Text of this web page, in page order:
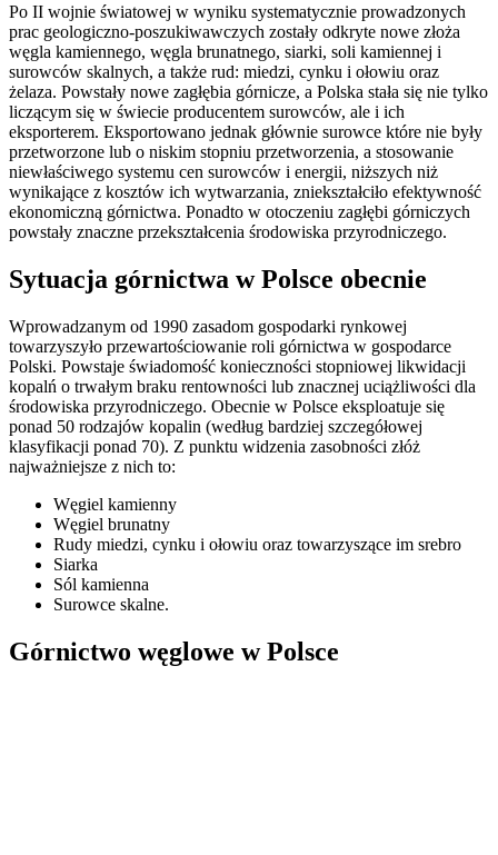
Po II wojnie światowej w wyniku systematycznie prowadzonych
prac geologiczno-poszukiwawczych zostały odkryte nowe złoża
węgla kamiennego, węgla brunatnego, siarki, soli kamiennej i
surowców skalnych, a także rud: miedzi, cynku i ołowiu oraz
żelaza. Powstały nowe zagłębia górnicze, a Polska stała się nie tylko
liczącym się w świecie producentem surowców, ale i ich
eksporterem. Eksportowano jednak głównie surowce które nie były
przetworzone lub o niskim stopniu przetworzenia, a stosowanie
niewłaściwego systemu cen surowców i energii, niższych niż
wynikające z kosztów ich wytwarzania, zniekształciło efektywność
ekonomiczną górnictwa. Ponadto w otoczeniu zagłębi górniczych
powstały znaczne przekształcenia środowiska przyrodniczego.
Sytuacja górnictwa w Polsce obecnie
Wprowadzanym od 1990 zasadom gospodarki rynkowej
towarzyszyło przewartościowanie roli górnictwa w gospodarce
Polski. Powstaje świadomość konieczności stopniowej likwidacji
kopalń o trwałym braku rentowności lub znacznej uciążliwości dla
środowiska przyrodniczego. Obecnie w Polsce eksploatuje się
ponad 50 rodzajów kopalin (według bardziej szczegółowej
klasyfikacji ponad 70). Z punktu widzenia zasobności złóż
najważniejsze z nich to:
Węgiel kamienny
Węgiel brunatny
Rudy miedzi, cynku i ołowiu oraz towarzyszące im srebro
Siarka
Sól kamienna
Surowce skalne.
Górnictwo węglowe w Polsce